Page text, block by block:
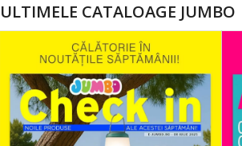
ULTIMELE CATALOAGE JUMBO